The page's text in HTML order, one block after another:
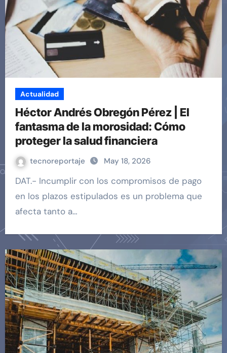
Actualidad
Héctor Andrés Obregón Pérez | El
fantasma de la morosidad: Cómo
proteger la salud financiera
tecnoreportaje May 18, 2026
DAT.- Incumplir con los compromisos de pago
en los plazos estipulados es un problema que
afecta tanto a…